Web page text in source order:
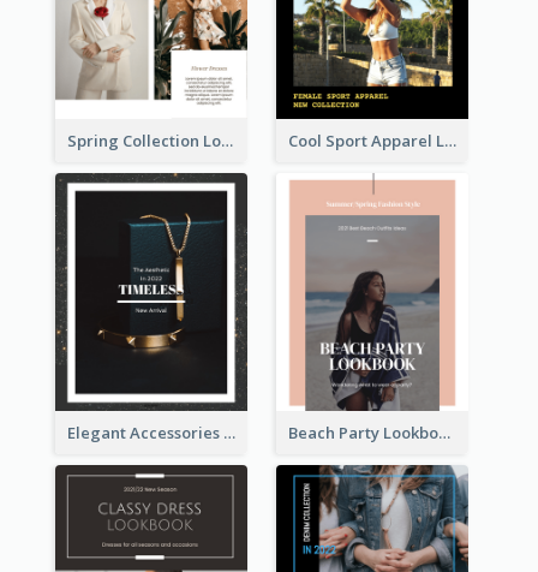
Spring Collection Lookbook Cool Sport Apparel Lookbook
Elegant Accessories Lookbook Beach Party Lookbook